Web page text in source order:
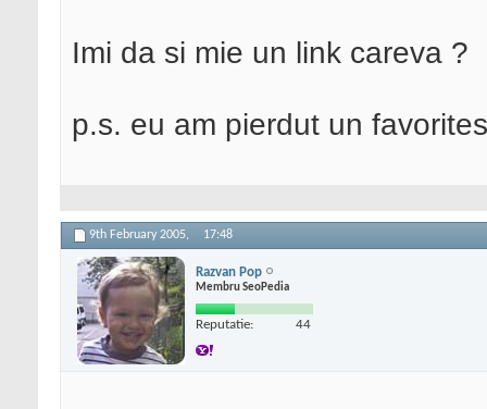
Imi da si mie un link careva ?
p.s. eu am pierdut un favorites
9th February 2005, 17:48
Razvan Pop
Membru SeoPedia
Reputatie: 44